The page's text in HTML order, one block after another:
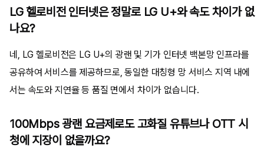
LG 헬로비전 인터넷은 정말로 LG U+와 속도 차이가 없
나요?
네, LG 헬로비전은 LG U+의 광랜 및 기가 인터넷 백본망 인프라를
공유하여 서비스를 제공하므로, 동일한 대칭형 망 서비스 지역 내에
서는 속도와 지연율 등 품질 면에서 차이가 없습니다.
100Mbps 광랜 요금제로도 고화질 유튜브나 OTT 시
청에 지장이 없을까요?